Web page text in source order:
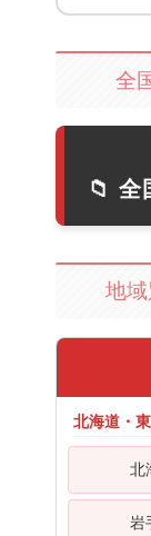
全
📁 全
地
北海道・
北
岩